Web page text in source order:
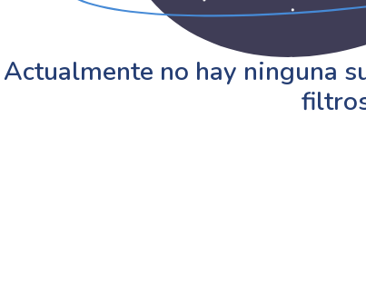
Actualmente no hay ninguna